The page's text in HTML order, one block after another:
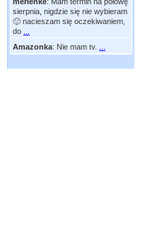
sierpnia, nigdzie się nie wybieram
🙂 nacieszam się oczekiwaniem,
do
Amazonka: Nie mam tv.